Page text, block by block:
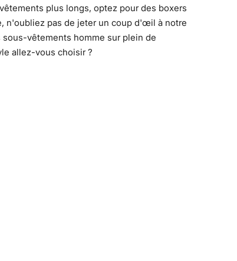
plus longs, optez pour des boxers
n'oubliez pas de jeter un coup d'œil à notre
vêtements homme sur plein de
allez-vous choisir ?